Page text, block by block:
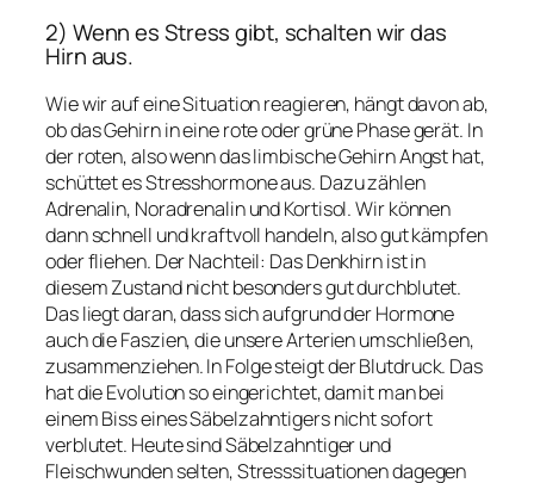
2) Wenn es Stress gibt, schalten wir das
Hirn aus.
Wie wir auf eine Situation reagieren, hängt davon ab,
ob das Gehirn in eine rote oder grüne Phase gerät. In
der roten, also wenn das limbische Gehirn Angst hat,
schüttet es Stresshormone aus. Dazu zählen
Adrenalin, Noradrenalin und Kortisol. Wir können
dann schnell und kraftvoll handeln, also gut kämpfen
oder fliehen. Der Nachteil: Das Denkhirn ist in
diesem Zustand nicht besonders gut durchblutet.
Das liegt daran, dass sich aufgrund der Hormone
auch die Faszien, die unsere Arterien umschließen,
zusammenziehen. In Folge steigt der Blutdruck. Das
hat die Evolution so eingerichtet, damit man bei
einem Biss eines Säbelzahntigers nicht sofort
verblutet. Heute sind Säbelzahntiger und
Fleischwunden selten, Stresssituationen dagegen